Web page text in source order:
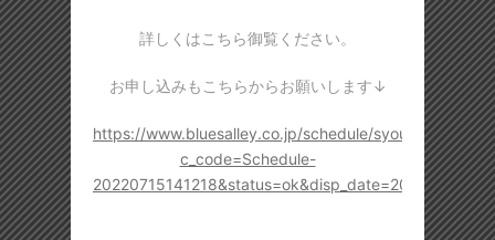
詳しくはこちら御覧ください。
お申し込みもこちらからお願いします↓
https://www.bluesalley.co.jp/schedule/syousai.html?
c_code=Schedule-